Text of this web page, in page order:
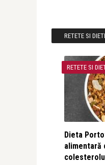
RETETE SI
RETETE SI
Dieta
alimentară